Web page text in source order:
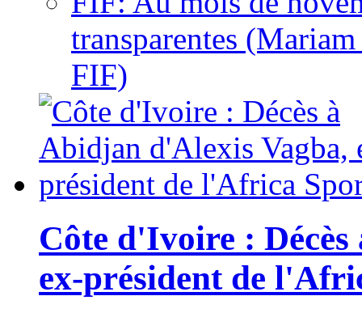
transparentes
FIF)
Côte d'Ivoire :
ex-président de